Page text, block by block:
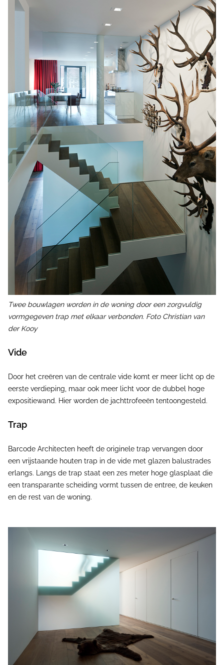
Twee bouwlagen worden in de woning door een zorgvuldig
vormgegeven trap met elkaar verbonden. Foto Christian van
der Kooy
Vide
Door het creëren van de centrale vide komt er meer licht op de
eerste verdieping, maar ook meer licht voor de dubbel hoge
expositiewand. Hier worden de jachttrofeeën tentoongesteld.
Trap
Barcode Architecten heeft de originele trap vervangen door
een vrijstaande houten trap in de vide met glazen balustrades
erlangs. Langs de trap staat een zes meter hoge glasplaat die
een transparante scheiding vormt tussen de entree, de keuken
en de rest van de woning.